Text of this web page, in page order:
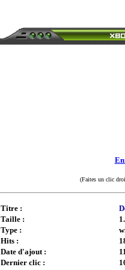
(Faites un clic
Titre :
Taille :
Type :
Hits :
Date d'ajout :
Dernier clic :